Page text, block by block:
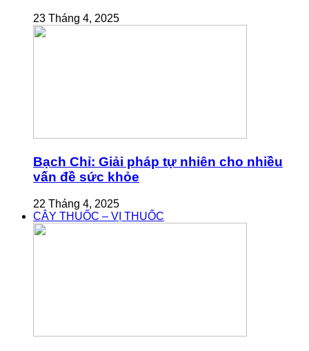
23 Tháng 4, 2025
Bạch Chỉ: Giải pháp tự nhiên cho nhiều
vấn đề sức khỏe
22 Tháng 4, 2025
CÂY THUỐC – VỊ THUỐC